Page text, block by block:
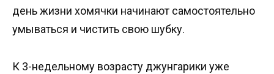
день жизни хомячки начинают самостоятельно
умываться и чистить свою шубку.
К 3-недельному возрасту джунгарики уже